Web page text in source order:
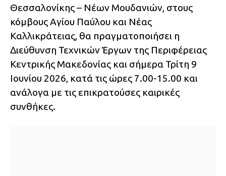
Θεσσαλονίκης – Νέων Μουδανιών, στους
κόμβους Αγίου Παύλου και Νέας
Καλλικράτειας, θα πραγματοποιήσει η
Διεύθυνση Τεχνικών Έργων της Περιφέρειας
Κεντρικής Μακεδονίας και σήμερα Τρίτη 9
Ιουνίου 2026, κατά τις ώρες 7.00-15.00 και
ανάλογα με τις επικρατούσες καιρικές
συνθήκες.